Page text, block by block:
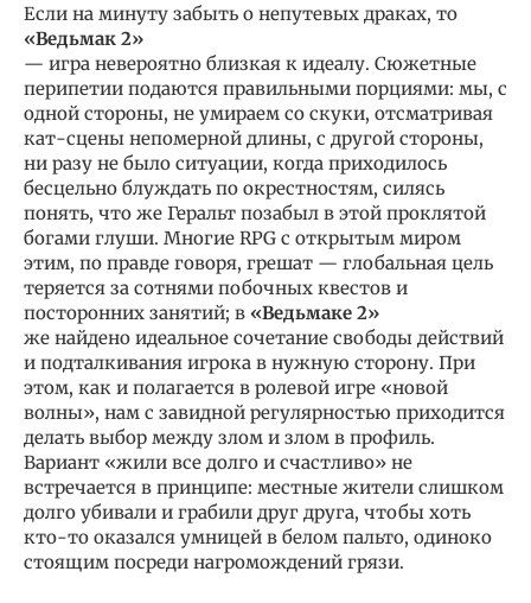
Если на минуту забыть о непутевых драках, то
«Ведьмак 2»
— игра невероятно близкая к идеалу. Сюжетные
перипетии подаются правильными порциями: мы, с
одной стороны, не умираем со скуки, отсматривая
кат-сцены непомерной длины, с другой стороны,
ни разу не было ситуации, когда приходилось
бесцельно блуждать по окрестностям, силясь
понять, что же Геральт позабыл в этой проклятой
богами глуши. Многие RPG с открытым миром
этим, по правде говоря, грешат — глобальная цель
теряется за сотнями побочных квестов и
посторонних занятий; в «Ведьмаке 2»
же найдено идеальное сочетание свободы действий
и подталкивания игрока в нужную сторону. При
этом, как и полагается в ролевой игре «новой
волны», нам с завидной регулярностью приходится
делать выбор между злом и злом в профиль.
Вариант «жили все долго и счастливо» не
встречается в принципе: местные жители слишком
долго убивали и грабили друг друга, чтобы хоть
кто-то оказался умницей в белом пальто, одиноко
стоящим посреди нагромождений грязи.